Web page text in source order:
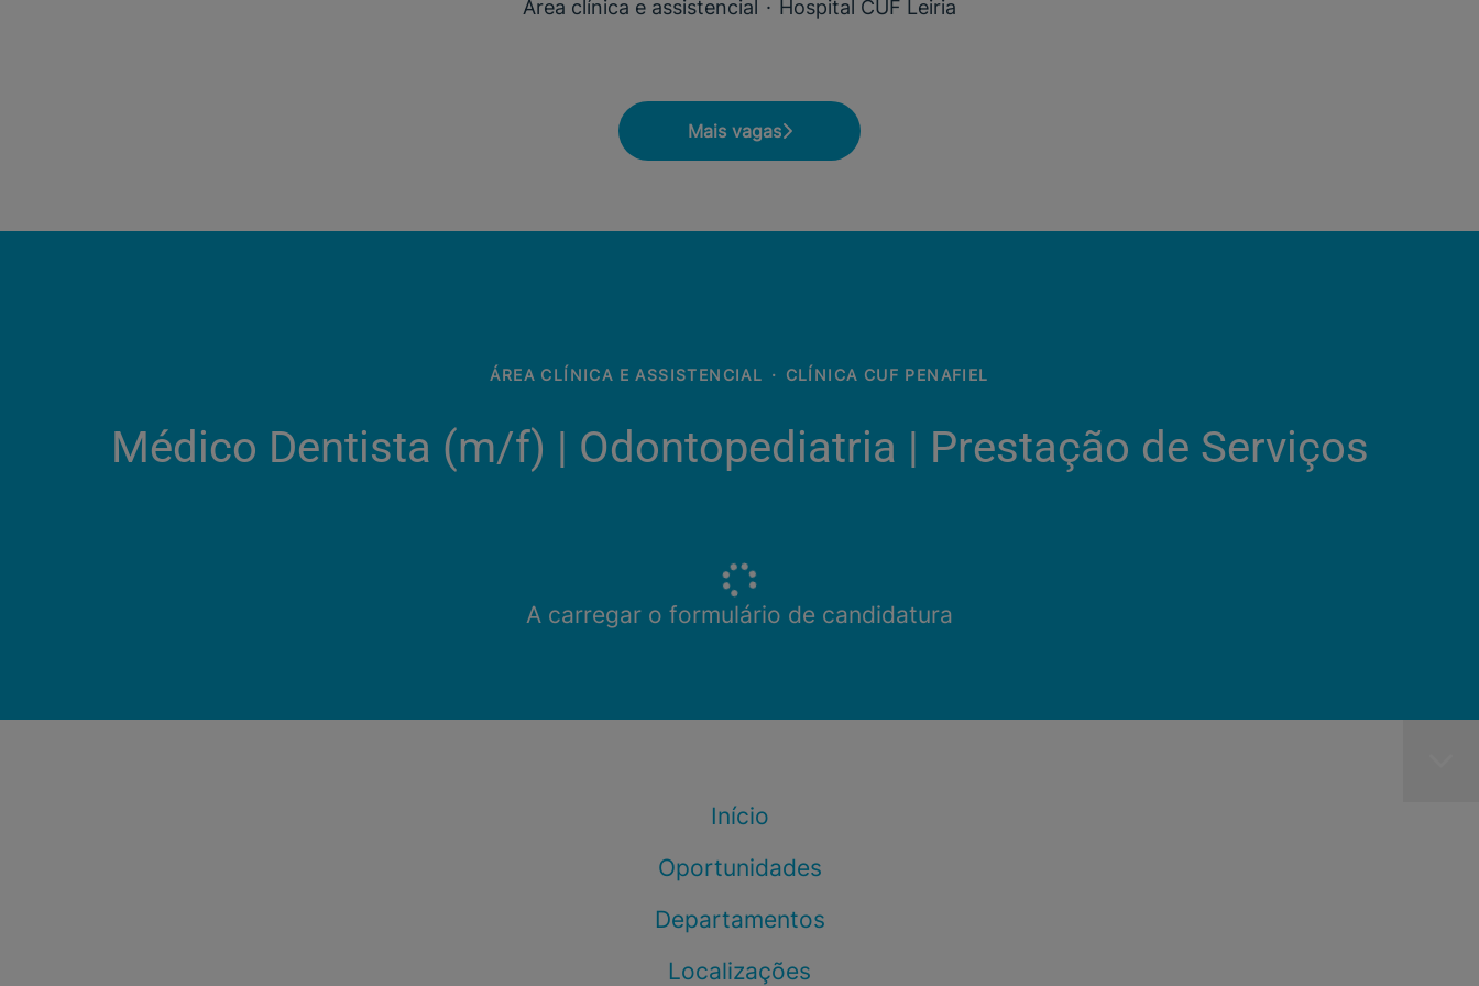
Área clínica e assistencial · Hospital CUF Leiria
Mais vagas
ÁREA CLÍNICA E ASSISTENCIAL · CLÍNICA CUF PENAFIEL
Médico Dentista (m/f) | Odontopediatria | Prestação de Serviços
A carregar o formulário de candidatura
Início
Oportunidades
Departamentos
Localizações